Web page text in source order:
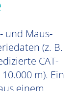
und Maus-
(z. B.
CAT-
m). Ein
einem